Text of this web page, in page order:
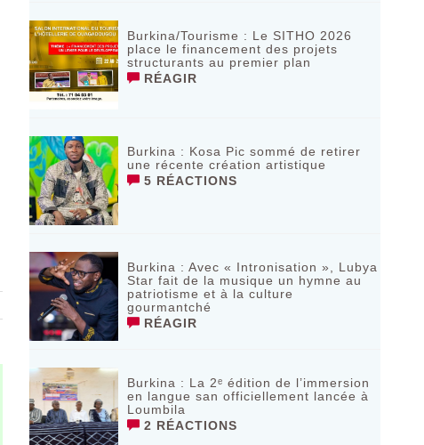
Burkina/Tourisme : Le SITHO 2026
place le financement des projets
structurants au premier plan
RÉAGIR
Burkina : Kosa Pic sommé de retirer
une récente création artistique
5 RÉACTIONS
Burkina : Avec « Intronisation », Lubya
Star fait de la musique un hymne au
patriotisme et à la culture
gourmantché
RÉAGIR
Burkina : La 2ᵉ édition de l’immersion
en langue san officiellement lancée à
Loumbila
2 RÉACTIONS